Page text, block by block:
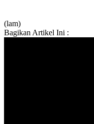
(lam)
Bagikan Artikel Ini :